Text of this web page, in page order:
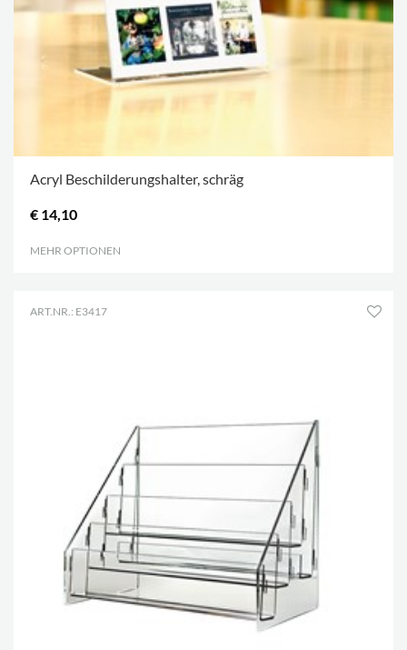
Acryl Beschilderungshalter, schräg
€ 14,10
MEHR OPTIONEN
ART.NR.: E3417